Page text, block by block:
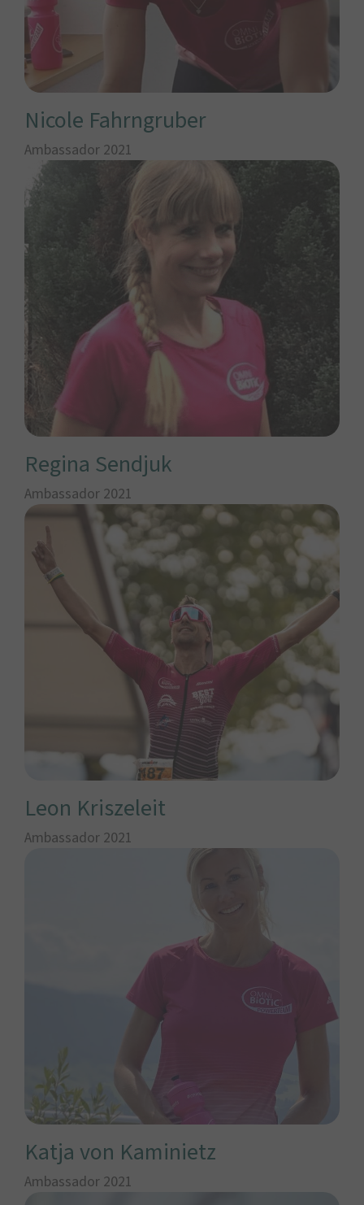
Nicole Fahrngruber
Ambassador 2021
Regina Sendjuk
Ambassador 2021
Leon Kriszeleit
Ambassador 2021
Katja von Kaminietz
Ambassador 2021